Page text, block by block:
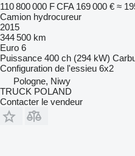
110 800 000 F CFA 169 000 € ≈
Camion hydrocureur
2015
344 500 km
Euro 6
Puissance 400 ch (294 kW)
Configuration de l'essieu 6x2
Pologne, Niwy
TRUCK POLAND
Contacter le vendeur